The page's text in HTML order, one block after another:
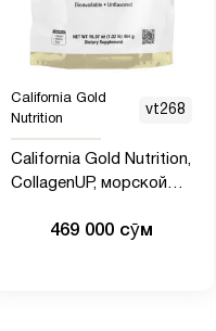
California Gold
Nutrition
vt268
California Gold Nutrition,
CollagenUP, морской
коллаген, гиалуроновая
469 000 сӯм